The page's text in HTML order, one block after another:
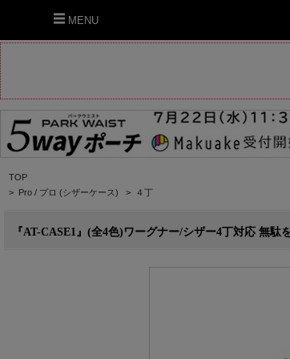
MENU
TOP
> Pro / プロ (シザーケース) > ４丁
『AT-CASE1』(全4色)ワーグナー/シザー4丁対応 無